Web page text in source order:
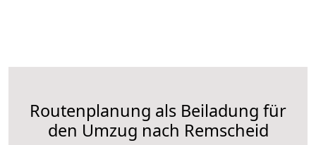
Routenplanung als Beiladung für
den Umzug nach Remscheid